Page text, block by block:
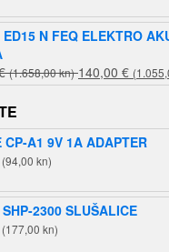
ED15 N FEQ ELEKTRO
(1.658,00 kn)Izvorna
cijena
je:
220,00 €
140,00 €
CP-A1 9V 1A ADAPTER
(94,00 kn)
2300 SLUŠALICE
(177,00 kn)